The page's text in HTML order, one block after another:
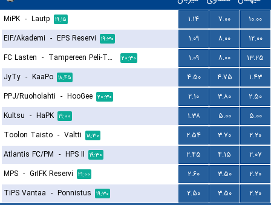
MiPK - Lautp ۱۹:۱۵ ۱.۱۴ ۷.۰۰
۱۰.۰۰
EIF/Akademi - EPS Reservi ۱۹:۳۰ ۱.۰۹ ۸.۰۰
۱۲.۰۰
FC Lasten - Tampereen Peli-Toverit ۲۰:۳۰ ۱.۰۹ ۸.۰۰
۱۳.۲۵
JyTy - KaaPo ۱۸:۴۵ ۴.۵۰ ۴.۷۵
۱.۴۳
PPJ/Ruoholahti - HooGee ۲۰:۳۰ ۲.۱۰ ۳.۸۰
۲.۵۰
Kultsu - HaPK ۱۹:۰۰ ۱.۳۸ ۵.۰۰
۵.۰۰
Toolon Taisto - Valtti ۱۸:۳۰ ۲.۵۴ ۳.۷۰
۲.۲۰
Atlantis FC/PM - HPS II ۱۹:۳۰ ۲.۴۵ ۴.۱۵
۲.۰۷
MPS - GrIFK Reservi ۲۱:۰۰ ۲.۶۰ ۳.۵۰
۲.۲۰
TiPS Vantaa - Ponnistus ۱۹:۳۰ ۲.۵۰ ۳.۵۰
۲.۲۰